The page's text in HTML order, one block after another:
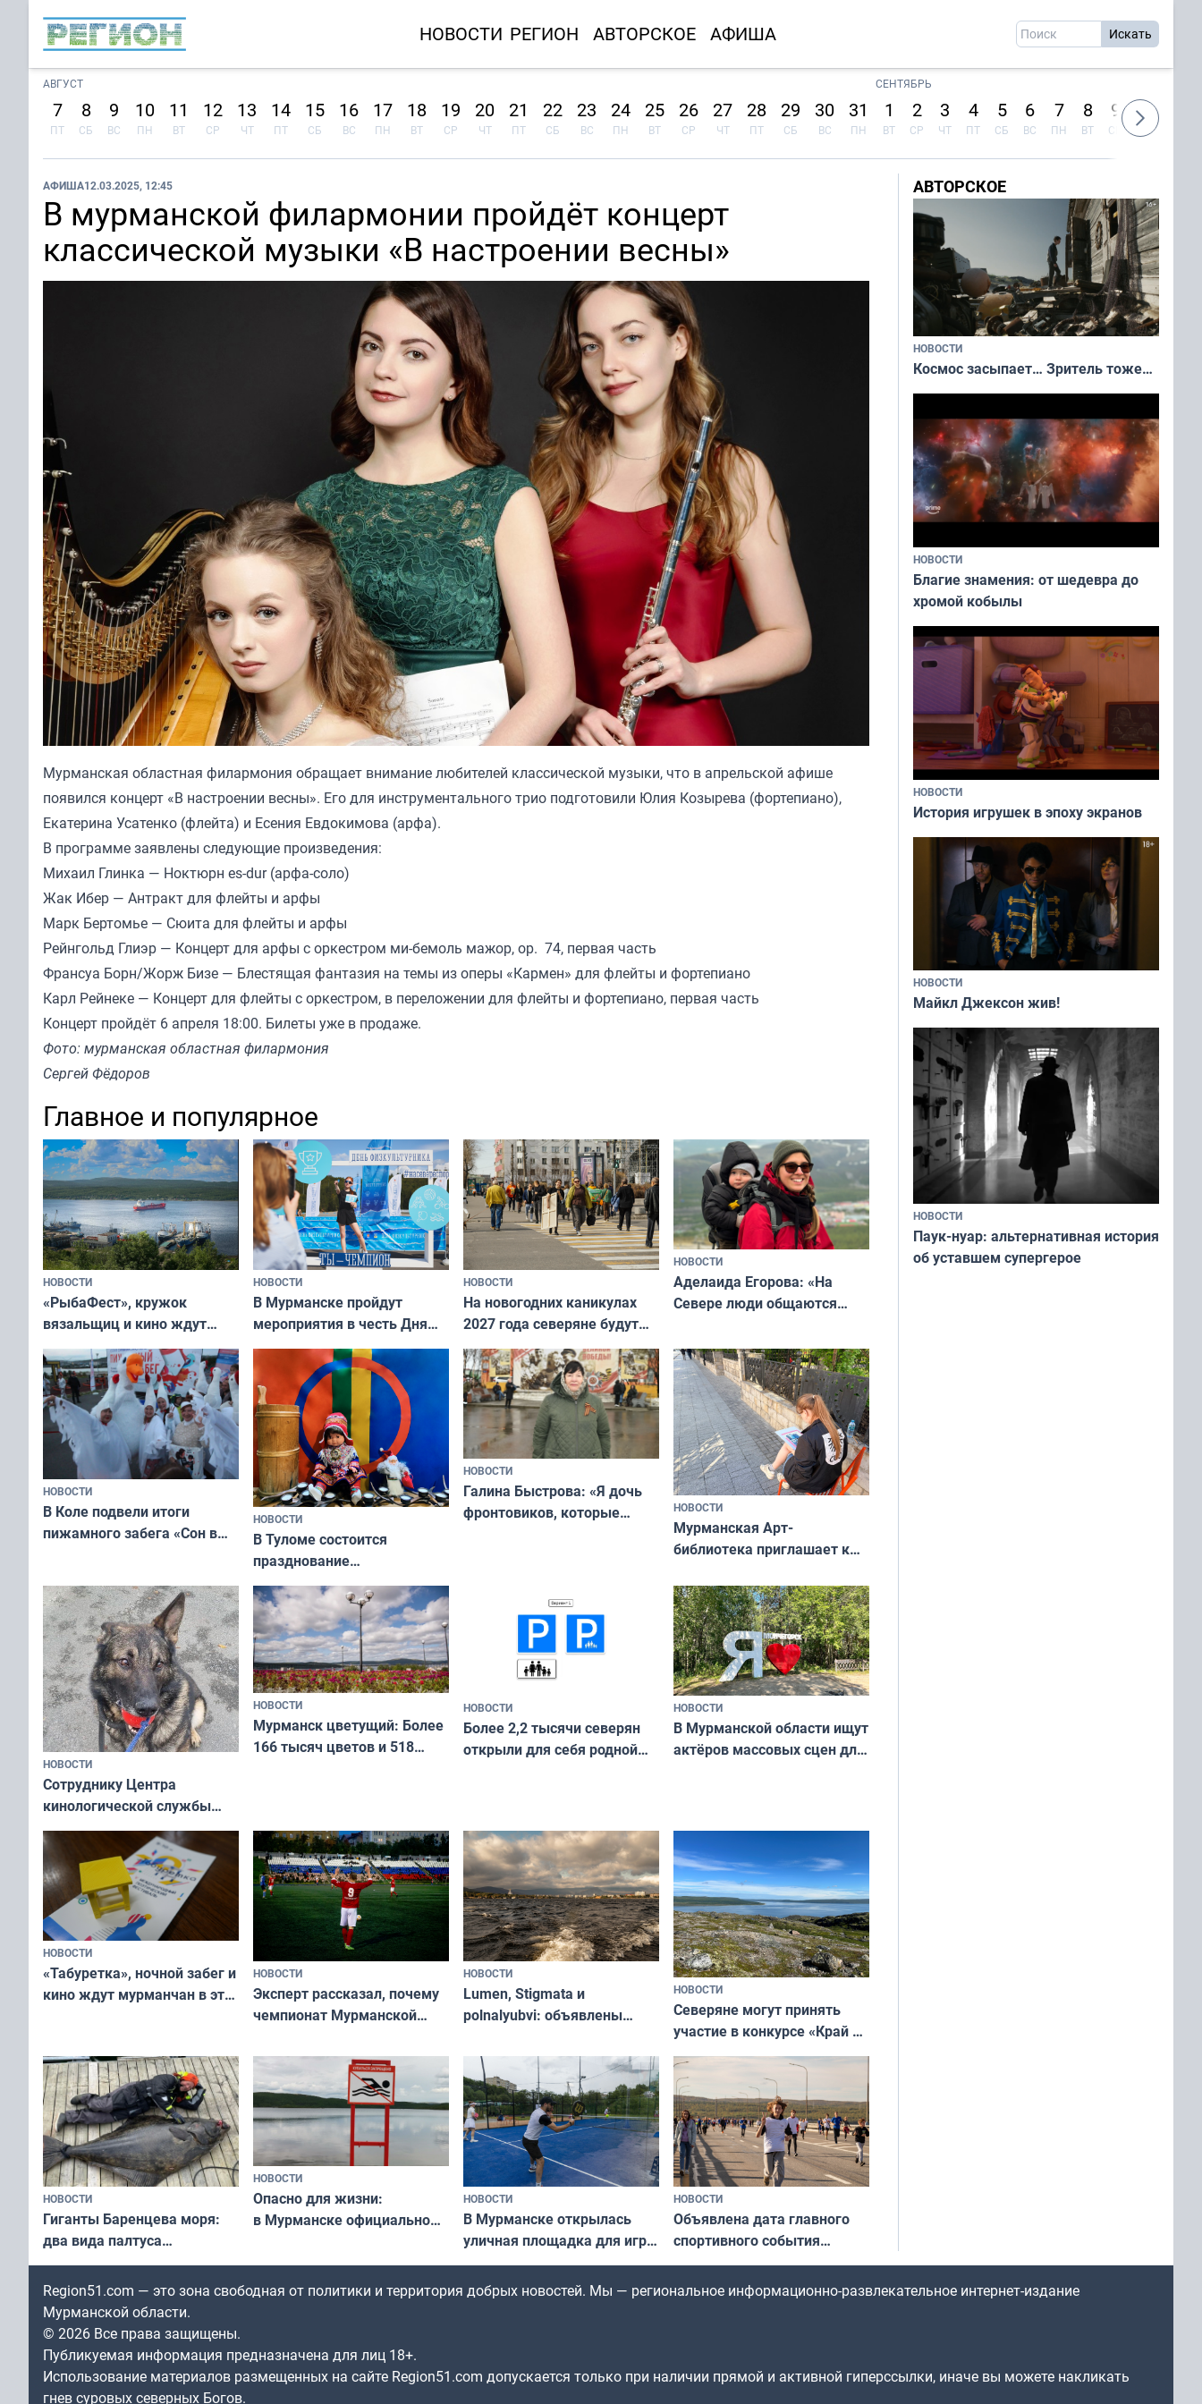
НОВОСТИ РЕГИОН АВТОРСКОЕ АФИША
АВГУСТ
7
ПТ
8
СБ
9
ВС
10
ПН
11
ВТ
12
СР
13
ЧТ
14
ПТ
15
СБ
16
ВС
17
ПН
18
ВТ
19
СР
20
ЧТ
21
ПТ
22
СБ
23
ВС
24
ПН
25
ВТ
26
СР
27
ЧТ
28
ПТ
29
СБ
30
ВС
31
ПН
СЕНТЯБРЬ
1
ВТ
2
СР
3
ЧТ
4
ПТ
5
СБ
6
ВС
7
ПН
8
ВТ
9
СР
10
ЧТ
АФИША12.03.2025, 12:45
В мурманской филармонии пройдёт концерт
классической музыки «В настроении весны»
Мурманская областная филармония обращает внимание любителей классической музыки, что в апрельской афише
появился концерт «В настроении весны». Его для инструментального трио подготовили Юлия Козырева (фортепиано),
Екатерина Усатенко (флейта) и Есения Евдокимова (арфа).
В программе заявлены следующие произведения:
Михаил Глинка — Ноктюрн es-dur (арфа-соло)
Жак Ибер — Антракт для флейты и арфы
Марк Бертомье — Сюита для флейты и арфы
Рейнгольд Глиэр — Концерт для арфы с оркестром ми-бемоль мажор, op. 74, первая часть
Франсуа Борн/Жорж Бизе — Блестящая фантазия на темы из оперы «Кармен» для флейты и фортепиано
Карл Рейнеке — Концерт для флейты с оркестром, в переложении для флейты и фортепиано, первая часть
Концерт пройдёт 6 апреля 18:00. Билеты уже в продаже.
Фото: мурманская областная филармония
Сергей Фёдоров
Главное и популярное
НОВОСТИ
«РыбаФест», кружок
вязальщиц и кино ждут
мурманчан в эти выходные
НОВОСТИ
В Мурманске пройдут
мероприятия в честь Дня
физкультурника
НОВОСТИ
На новогодних каникулах
2027 года северяне будут
отдыхать 11 дней
НОВОСТИ
Аделаида Егорова: «На
Севере люди общаются
а потому что
ты им интересен»
НОВОСТИ
В Коле подвели итоги
пижамного забега «Сон в
НОВОСТИ
В Туломе состоится
празднование
Международного дня
коренных народов мира
НОВОСТИ
Галина Быстрова: «Я дочь
фронтовиков, которые
НОВОСТИ
Мурманская Арт-
библиотека приглашает к
и фотографов
НОВОСТИ
Сотруднику Центра
кинологической службы
ищут новый дом
НОВОСТИ
Мурманск цветущий: Более
166 тысяч цветов и 518
НОВОСТИ
Более 2,2 тысячи северян
открыли для себя родной
НОВОСТИ
В Мурманской области ищут
актёров массовых сцен для
НОВОСТИ
«Табуретка», ночной забег и
кино ждут мурманчан в эти
НОВОСТИ
Эксперт рассказал, почему
чемпионат Мурманской
незамеченным
НОВОСТИ
Lumen, Stigmata и
polnalyubvi: объявлены
«Имандра» в 2026 года
НОВОСТИ
Северяне могут принять
участие в конкурсе «Край у
северной границы: фотогид
по Печенгскому округу»
НОВОСТИ
Гиганты Баренцева моря:
два вида палтуса
и их рекордные трофеи
НОВОСТИ
Опасно для жизни:
в Мурманске официально
в городских водоёмах
НОВОСТИ
В Мурманске открылась
уличная площадка для игры
в падел
НОВОСТИ
Объявлена дата главного
спортивного события
Заполярья: как зарождался
фестиваль «Гольфстрим»
АВТОРСКОЕ
НОВОСТИ
Космос засыпает… Зритель тоже…
НОВОСТИ
Благие знамения: от шедевра до
хромой кобылы
НОВОСТИ
История игрушек в эпоху экранов
НОВОСТИ
Майкл Джексон жив!
НОВОСТИ
Паук-нуар: альтернативная история
об уставшем супергерое
Region51.com — это зона свободная от политики и территория добрых новостей. Мы — региональное информационно-развлекательное интернет-издание
Мурманской области.
© 2026 Все права защищены.
Публикуемая информация предназначена для лиц 18+.
Использование материалов размещенных на сайте Region51.com допускается только при наличии прямой и активной гиперссылки, иначе вы можете накликать
гнев суровых северных Богов.